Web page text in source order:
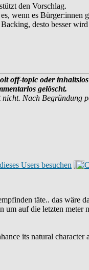
den Vorschlag.
wenn es Bürger:innen
desto besser wird
off-topic oder
gelöscht.
Nach Begründung
täte.. das wäre
auf die letzten
its natural